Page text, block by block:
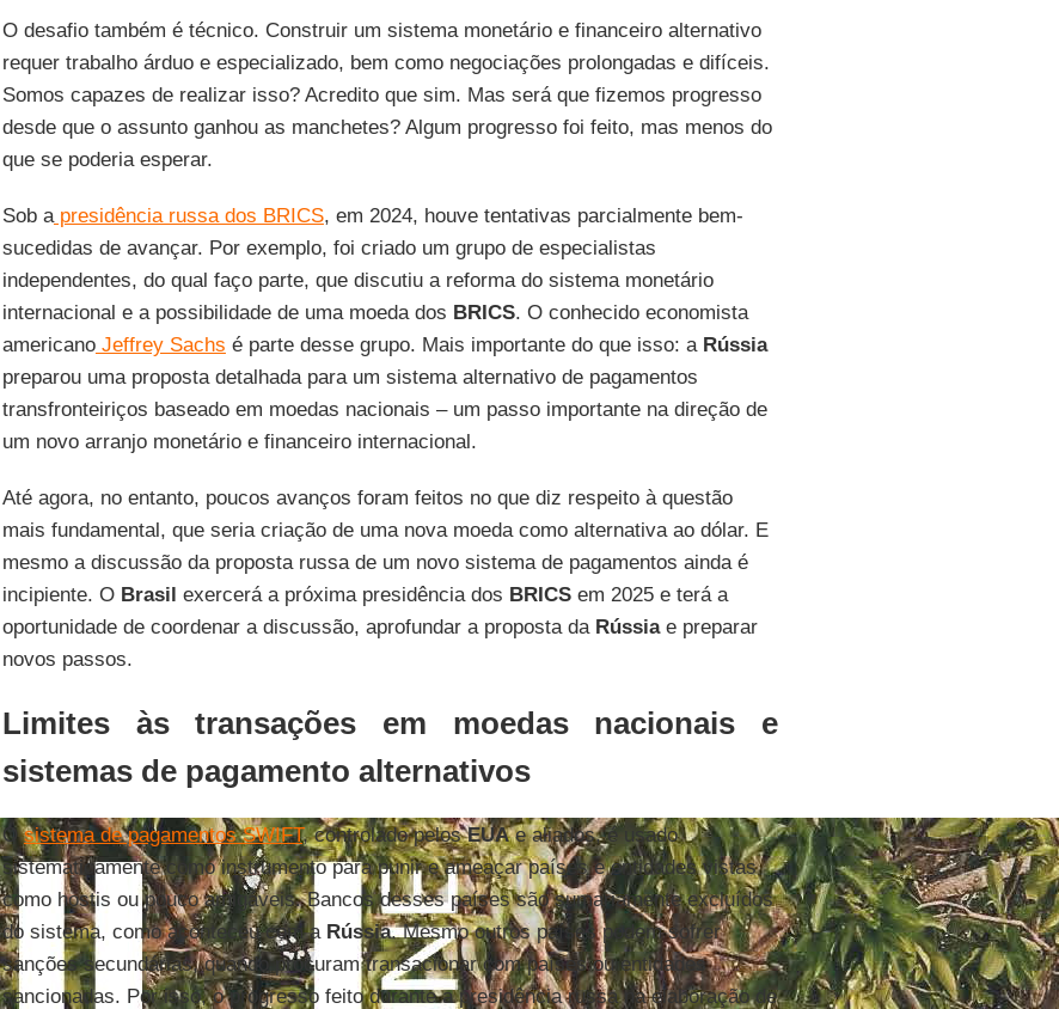
O desafio também é técnico. Construir um sistema monetário e financeiro alternativo
requer trabalho árduo e especializado, bem como negociações prolongadas e difíceis.
Somos capazes de realizar isso? Acredito que sim. Mas será que fizemos progresso
desde que o assunto ganhou as manchetes? Algum progresso foi feito, mas menos do
que se poderia esperar.
Sob apresidência russa dos BRICS, em 2024, houve tentativas parcialmente bem-
sucedidas de avançar. Por exemplo, foi criado um grupo de especialistas
independentes, do qual faço parte, que discutiu a reforma do sistema monetário
internacional e a possibilidade de uma moeda dos BRICS. O conhecido economista
americanoJeffrey Sachs é parte desse grupo. Mais importante do que isso: a Rússia
preparou uma proposta detalhada para um sistema alternativo de pagamentos
transfronteiriços baseado em moedas nacionais – um passo importante na direção de
um novo arranjo monetário e financeiro internacional.
Até agora, no entanto, poucos avanços foram feitos no que diz respeito à questão
mais fundamental, que seria criação de uma nova moeda como alternativa ao dólar. E
mesmo a discussão da proposta russa de um novo sistema de pagamentos ainda é
incipiente. O Brasil exercerá a próxima presidência dos BRICSem 2025 e terá a
oportunidade de coordenar a discussão, aprofundar a proposta da Rússiae preparar
novos passos.
Limites às transações em moedas nacionais e
sistemas de pagamento alternativos
Osistema de pagamentos SWIFT, controlado pelosEUAe aliados, é usado
sistematicamente como instrumento para punir e ameaçar países e entidades vistas
como hostis ou pouco amigáveis. Bancos desses países são sumariamente excluídos
do sistema, como aconteceu com a Rússia. Mesmo outros países podem sofrer
sanções secundárias, quando procuram transacionar com países ou entidades
sancionadas. Por isso, o progresso feito durante a presidência russa na elaboração de